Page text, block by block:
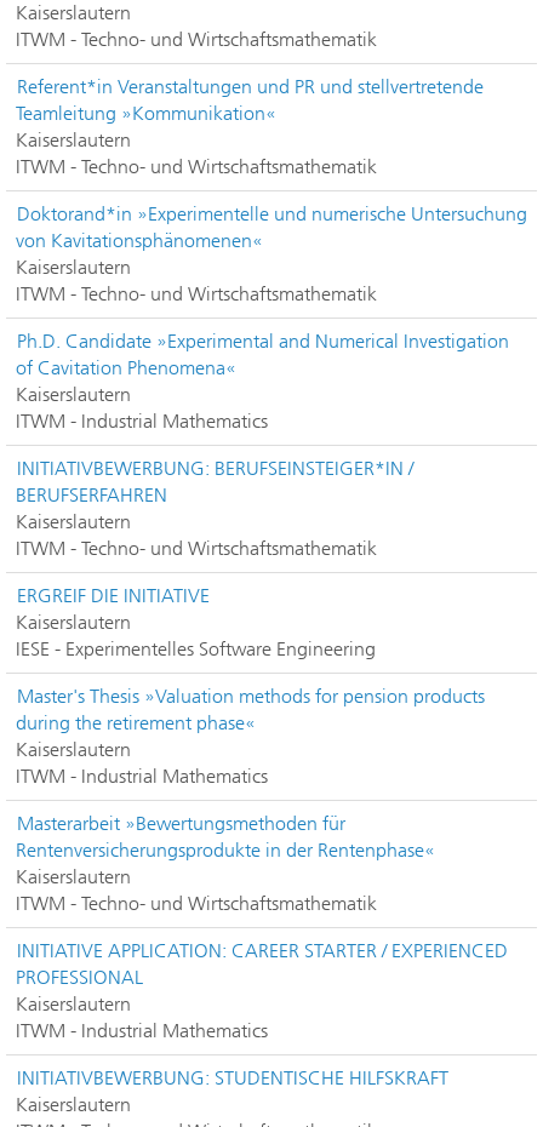
Kaiserslautern
ITWM - Techno- und Wirtschaftsmathematik
Referent*in Veranstaltungen und PR und stellvertretende
Teamleitung »Kommunikation«
Kaiserslautern
ITWM - Techno- und Wirtschaftsmathematik
Doktorand*in »Experimentelle und numerische Untersuchung
von Kavitationsphänomenen«
Kaiserslautern
ITWM - Techno- und Wirtschaftsmathematik
Ph.D. Candidate »Experimental and Numerical Investigation
of Cavitation Phenomena«
Kaiserslautern
ITWM - Industrial Mathematics
INITIATIVBEWERBUNG: BERUFSEINSTEIGER*IN /
BERUFSERFAHREN
Kaiserslautern
ITWM - Techno- und Wirtschaftsmathematik
ERGREIF DIE INITIATIVE
Kaiserslautern
IESE - Experimentelles Software Engineering
Master's Thesis »Valuation methods for pension products
during the retirement phase«
Kaiserslautern
ITWM - Industrial Mathematics
Masterarbeit »Bewertungsmethoden für
Rentenversicherungsprodukte in der Rentenphase«
Kaiserslautern
ITWM - Techno- und Wirtschaftsmathematik
INITIATIVE APPLICATION: CAREER STARTER / EXPERIENCED
PROFESSIONAL
Kaiserslautern
ITWM - Industrial Mathematics
INITIATIVBEWERBUNG: STUDENTISCHE HILFSKRAFT
Kaiserslautern